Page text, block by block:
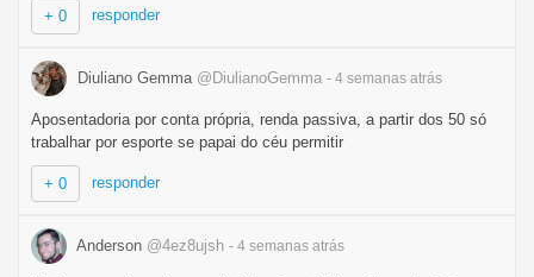
+ 0 responder
Diuliano Gemma @DiulianoGemma - 4 semanas atrás
Aposentadoria por conta própria, renda passiva, a partir dos 50 só
trabalhar por esporte se papai do céu permitir
+ 0 responder
Anderson @4ez8ujsh - 4 semanas atrás